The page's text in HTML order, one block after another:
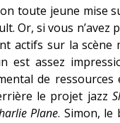
toute jeune mise
Or, si vous
actifs sur la scène
est assez
de ressources
le projet jazz
Plane. Simon,